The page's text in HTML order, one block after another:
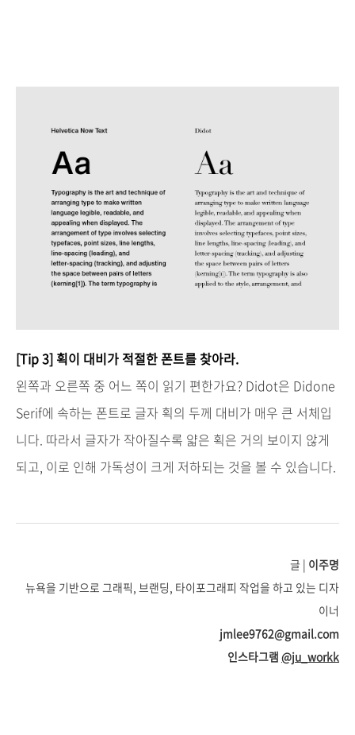
[Tip 3] 획이 대비가 적절한폰트를 찾아라.
왼쪽과 오른쪽 중 어느 쪽이 읽기 편한가요? Didot은 Didone
Serif에 속하는 폰트로 글자 획의 두께 대비가 매우 큰 서체입
니다. 따라서 글자가 작아질수록 얇은 획은 거의 보이지 않게
되고, 이로 인해 가독성이 크게 저하되는 것을 볼 수 있습니다.
글 | 이주명
뉴욕을 기반으로 그래픽, 브랜딩, 타이포그래피 작업을 하고 있는 디자
이너
jmlee9762@gmail.com
인스타그램 @ju_workk